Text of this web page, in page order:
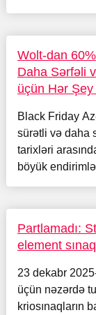
Wolt-dan
Daha Sərfəli
üçün Hər
Black Friday
sürətli və daha
tarixləri
böyük
Partlamadı:
element
23 dekabr
üçün nəzərdə
kriosınaqların